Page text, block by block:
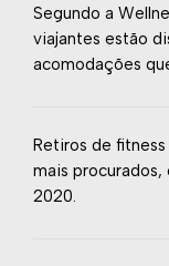
Segundo a
viajantes estão
acomodações
Retiros de
mais
2020.